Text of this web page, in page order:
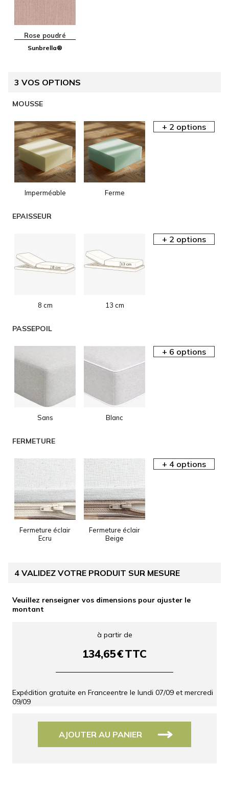
Rose poudré
Sunbrella®
3 VOS OPTIONS
MOUSSE
Imperméable Ferme
EPAISSEUR
8 cm 13 cm
PASSEPOIL
Sans Blanc
FERMETURE
Fermeture éclair
Ecru
Fermeture éclair
Beige
4 VALIDEZ VOTRE PRODUIT SUR MESURE
Veuillez renseigner vos dimensions pour ajuster le
montant
à partir de
134,65€TTC
Expédition gratuite en Franceentre le lundi 07/09 et mercredi
09/09
AJOUTER AU PANIER